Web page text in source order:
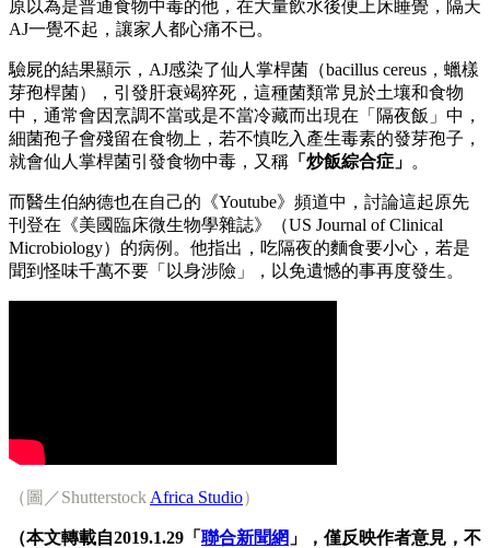
原以為是普通食物中毒的他，在大量飲水後便上床睡覺，隔天
AJ一覺不起，讓家人都心痛不已。
驗屍的結果顯示，AJ感染了仙人掌桿菌（bacillus cereus，蠟樣
芽孢桿菌），引發肝衰竭猝死，這種菌類常見於土壤和食物
中，通常會因烹調不當或是不當冷藏而出現在「隔夜飯」中，
細菌孢子會殘留在食物上，若不慎吃入產生毒素的發芽孢子，
就會仙人掌桿菌引發食物中毒，又稱 「炒飯綜合症」 。
而醫生伯納德也在自己的《Youtube》頻道中，討論這起原先
刊登在《美國臨床微生物學雜誌》（US Journal of Clinical
Microbiology）的病例。他指出，吃隔夜的麵食要小心，若是
聞到怪味千萬不要「以身涉險」，以免遺憾的事再度發生。
（圖／Shutterstock Africa Studio）
（本文轉載自2019.1.29「 聯合新聞網 」，僅反映作者意見，不